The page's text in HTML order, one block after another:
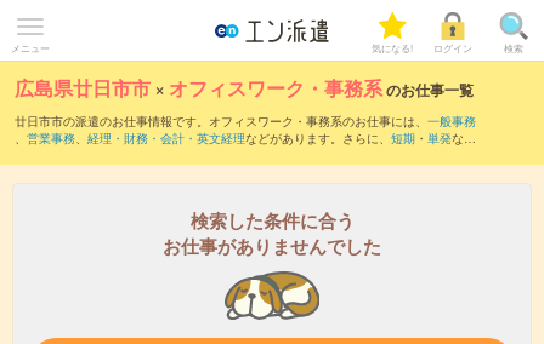
メニュー 気になる! ログイン 検索
広島県廿日市市 × オフィスワーク・事務系のお仕事一覧
廿日市市の派遣のお仕事情報です。オフィスワーク・事務系のお仕事には、 一般事務
、 営業事務、 経理・財務・会計・英文経理などがあります。さらに、 短期 ・ 単発など
検索した条件に合う
お仕事がありませんでした